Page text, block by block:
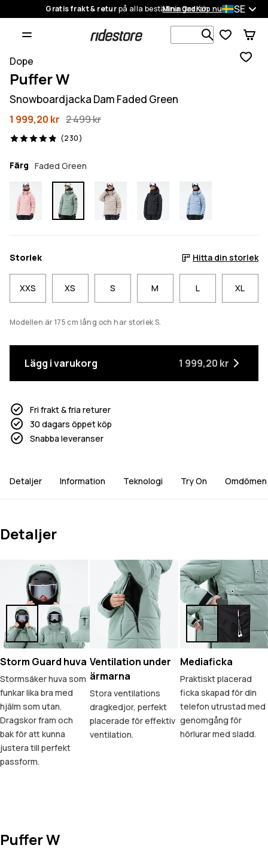
Gratis frakt & returpå alla beställningarKöp nu
Mina Ordrar SE
Sök bland
Dope
Puffer W
Snowboardjacka Dam Faded Green
1 999,20 kr 2 499 kr
(230)
230 recensioner, 4.9/5
Färg Faded Green
Storlek Hitta din storlek
XXS XS S M L XL
Modellen är 175 cm lång och har storlek S.
Lägg i varukorg 1 999,20 kr
Fri frakt & fria returer
30 dagars öppet köp
Snabba leveranser
Detaljer Information Teknologi Try On Omdömen
Detaljer
Storm Guard huva
Stormsäker huva som
funkar lika bra med
hjälm som utan.
Dragskor fram och
bak för att kunna
justera till perfekt
passform.
Ventilation under
ärmarna
Stora ventilations
dragkedjor, perfekt
placerade för effektiv
ventilation.
Mediaficka
Praktiskt placerad
ficka skapad för din
telefon utrustad med
genomgång för
hörlurar med sladd.
Puffer W